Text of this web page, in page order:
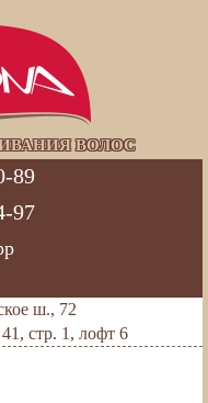
ВОЛОС
89
97
ш., 72
стр. 1, лофт 6